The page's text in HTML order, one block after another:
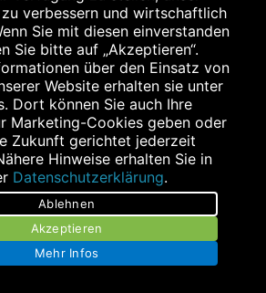
Impressum
Datenschutz
Barrierefreiheit
Stellenangebote
verbessern und wirtschaftlich
Sie mit diesen einverstanden
Sie bitte auf „Akzeptieren“.
über den Einsatz von
Website erhalten sie unter
Dort können Sie auch Ihre
Marketing-Cookies geben oder
Zukunft gerichtet jederzeit
Hinweise erhalten Sie in
Datenschutzerklärung.
Ablehnen
Akzeptieren
Mehr Infos